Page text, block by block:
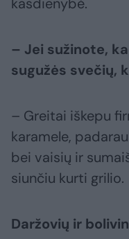
– Jei sužinote,
sugužės svečių,
– Greitai iškepu
karamele,
bei vaisių ir
siunčiu kurti grilio.
Daržovių ir